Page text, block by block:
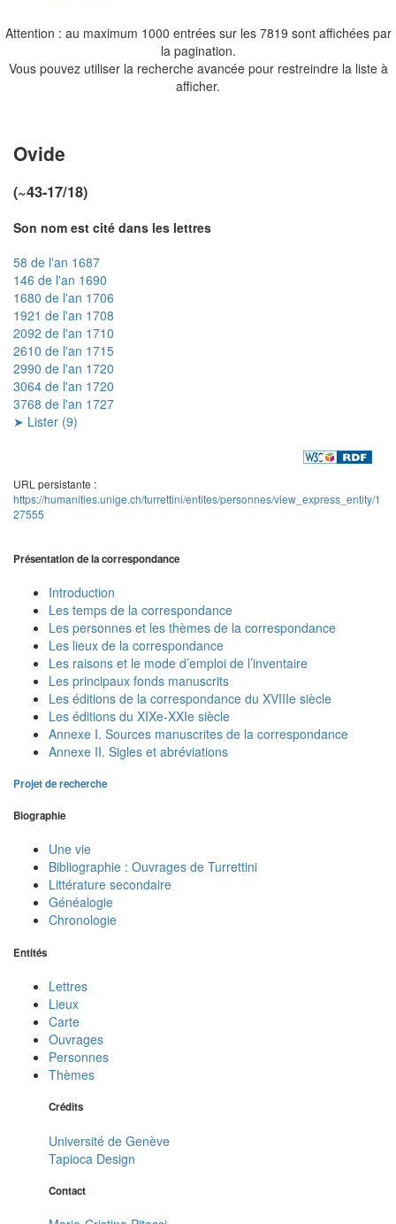
Attention : au maximum 1000 entrées sur les 7819 sont affichées par
la pagination.
Vous pouvez utiliser la recherche avancée pour restreindre la liste à
afficher.
Ovide
(~43-17/18)
Son nom est cité dans les lettres
58 de l'an 1687
146 de l'an 1690
1680 de l'an 1706
1921 de l'an 1708
2092 de l'an 1710
2610 de l'an 1715
2990 de l'an 1720
3064 de l'an 1720
3768 de l'an 1727
➤ Lister (9)
URL persistante :
https://humanities.unige.ch/turrettini/entites/personnes/view_express_entity/1
27555
Présentation de la correspondance
Introduction
Les temps de la correspondance
Les personnes et les thèmes de la correspondance
Les lieux de la correspondance
Les raisons et le mode d’emploi de l’inventaire
Les principaux fonds manuscrits
Les éditions de la correspondance du XVIIIe siècle
Les éditions du XIXe-XXIe siècle
Annexe I. Sources manuscrites de la correspondance
Annexe II. Sigles et abréviations
Projet de recherche
Biographie
Une vie
Bibliographie : Ouvrages de Turrettini
Littérature secondaire
Généalogie
Chronologie
Entités
Lettres
Lieux
Carte
Ouvrages
Personnes
Thèmes
Crédits
Université de Genève
Tapioca Design
Contact